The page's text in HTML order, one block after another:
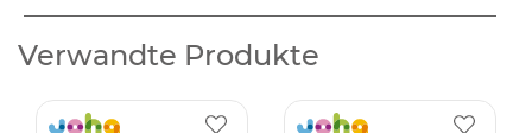
Verwandte Produkte